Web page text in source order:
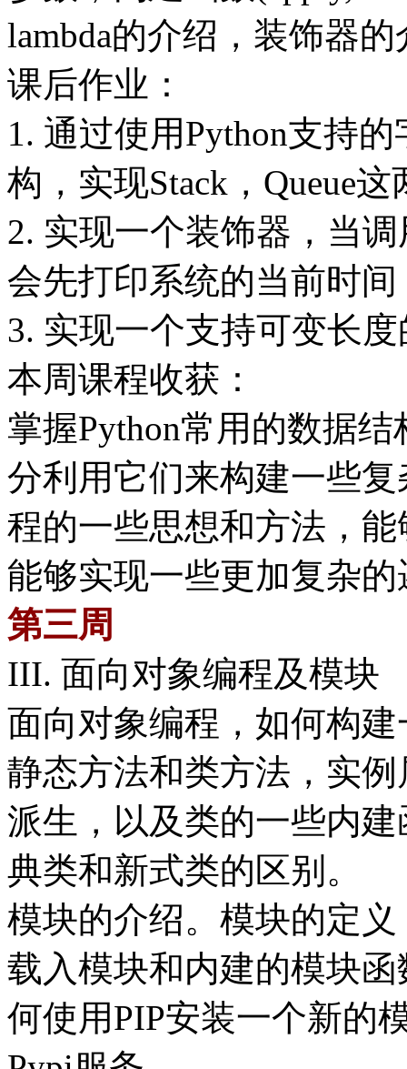
lambda的介绍，装饰器
课后作业：
1. 通过使用Python支持
构，实现Stack，Queue
2. 实现一个装饰器，当
会先打印系统的当前时
3. 实现一个支持可变长
本周课程收获：
掌握Python常用的数据
分利用它们来构建一些
程的一些思想和方法，
能够实现一些更加复杂
第三周
III. 面向对象编程及模块
面向对象编程，如何构
静态方法和类方法，实
派生，以及类的一些内
典类和新式类的区别。
模块的介绍。模块的定
载入模块和内建的模块函
何使用PIP安装一个新的